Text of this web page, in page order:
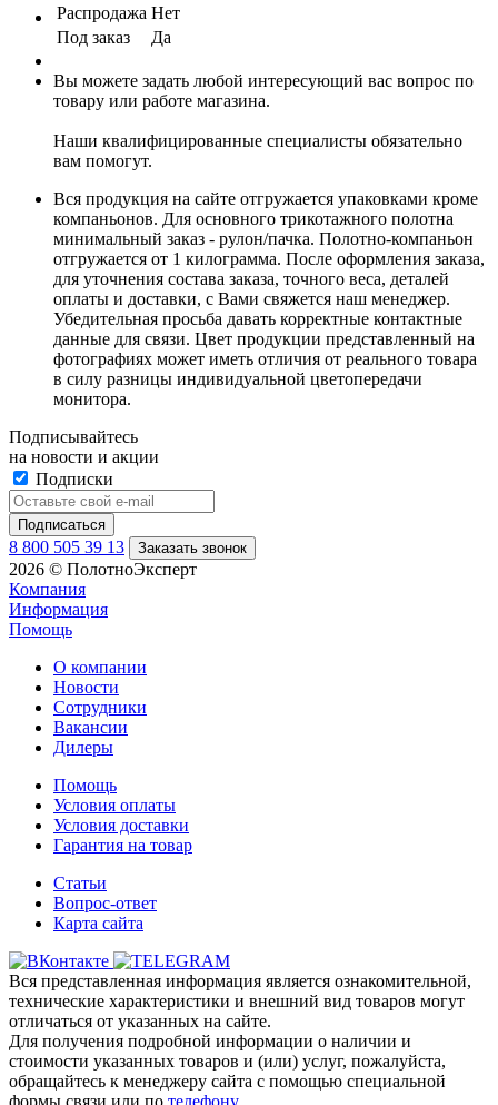
Распродажа Нет
Под заказ
Да
Вы можете задать любой интересующий вас вопрос по
товару или работе магазина.
Наши квалифицированные специалисты обязательно
вам помогут.
Вся продукция на сайте отгружается упаковками кроме
компаньонов. Для основного трикотажного полотна
минимальный заказ - рулон/пачка. Полотно-компаньон
отгружается от 1 килограмма. После оформления заказа,
для уточнения состава заказа, точного веса, деталей
оплаты и доставки, с Вами свяжется наш менеджер.
Убедительная просьба давать корректные контактные
данные для связи. Цвет продукции представленный на
фотографиях может иметь отличия от реального товара
в силу разницы индивидуальной цветопередачи
монитора.
Подписывайтесь
на новости и акции
Подписки
8 800 505 39 13 Заказать звонок
2026 © ПолотноЭксперт
Компания
Информация
Помощь
О компании
Новости
Сотрудники
Вакансии
Дилеры
Помощь
Условия оплаты
Условия доставки
Гарантия на товар
Статьи
Вопрос-ответ
Карта сайта
Вся представленная информация является ознакомительной,
технические характеристики и внешний вид товаров могут
отличаться от указанных на сайте.
Для получения подробной информации о наличии и
стоимости указанных товаров и (или) услуг, пожалуйста,
обращайтесь к менеджеру сайта с помощью специальной
формы связи или по телефону.